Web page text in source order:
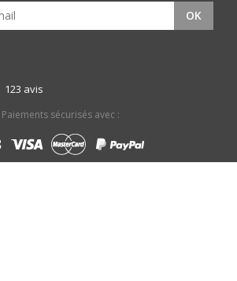
OK
123 avis
Paiements sécurisés avec :